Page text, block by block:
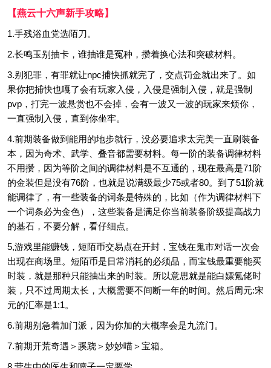
【燕云十六声新手攻略】
1.手残浴血党选陌刀。
2.长鸣玉别抽卡，谁抽谁是冤种，攒着换心法和突破材料。
3.别犯罪，有罪就让npc捕快抓就完了，交点罚金就出来了。如
果你把捕快也嘎了会有玩家入侵，入侵是强制入侵，就是强制
pvp，打完一波悬赏也不会掉，会有一波又一波的玩家来烦你，
一直强制入侵，直到你坐牢。
4.前期装备做到能用的地步就行，没必要追求太完美一直刷装备
本，因为奇术、武学、叠音都需要材料。每一阶的装备调律材料
不用攒，因为等阶之间的调律材料是不互通的，现在最高是71阶
的金装但是没有76阶，也就是说满级最少75或者80。到了51阶就
能调律了，有一些装备的词条是特殊的，比如（作为调律材料下
一个词条必为金色），这些装备是满足你当前装备阶级提高战力
的基石，不要分解，看仔细点。
5,游戏里能赚钱，短陌币交易点在开封，宝钱在鬼市对话一次会
出现在商场里。短陌币是日常消耗的必须品，而宝钱最重要能买
时装，就是那种只能抽出来的时装。所以意思就是能白嫖氪佬时
装，只不过周期太长，大概需要不间断一年的时间。然后周元:宋
元的汇率是1:1。
6.前期别急着加门派，因为你加的大概率会是九流门。
7.前期开荒奇遇＞蹊跷＞妙妙喵＞宝箱。